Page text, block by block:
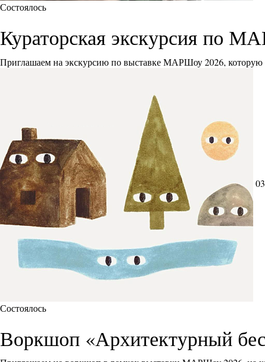
Состоялось
Кураторская экскурсия по
Приглашаем на экскурсию по выставке МАРШоу 2026, которую
Состоялось
Воркшоп «Архитектурный